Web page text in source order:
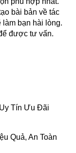
bài bản về tác
làm bạn hài lòng.
được tư vấn.
Tín Ưu Đãi
Quả, An Toàn